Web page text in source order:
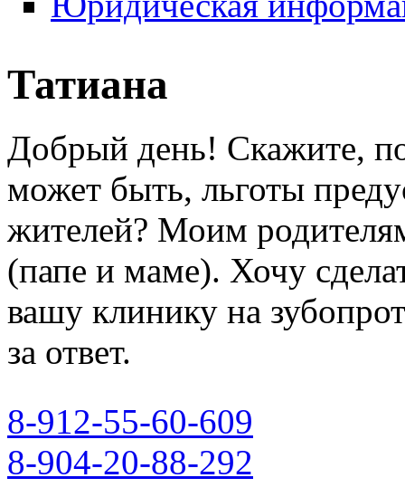
Татиана
Добрый день! Скажите,
может быть, льготы
жителей? Моим
(папе и маме). Хочу
вашу клинику на
за ответ.
8-912-55-60-609
8-904-20-88-292